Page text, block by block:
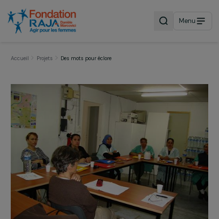
Menu